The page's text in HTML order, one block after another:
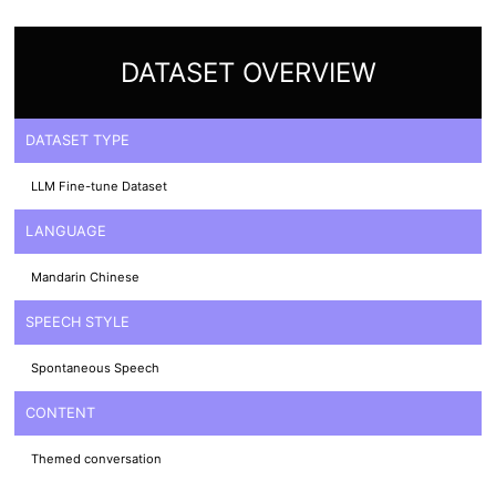
DATASET OVERVIEW
DATASET TYPE
LLM Fine-tune Dataset
LANGUAGE
Mandarin Chinese
SPEECH STYLE
Spontaneous Speech
CONTENT
Themed conversation